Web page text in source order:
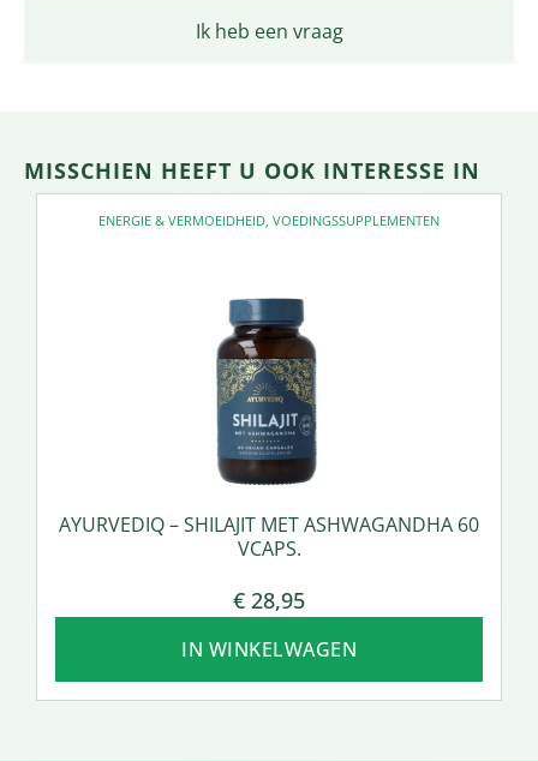
Ik heb een vraag
MISSCHIEN HEEFT U OOK INTERESSE IN
ENERGIE & VERMOEIDHEID VOEDINGSSUPPLEMENTEN
AYURVEDIQ – SHILAJIT MET ASHWAGANDHA 60
VCAPS.
€ 28,95
IN WINKELWAGEN